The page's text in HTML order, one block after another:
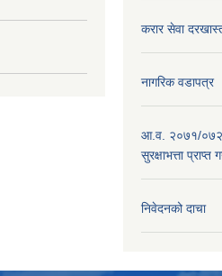
करार सेवा
नागरिक वडापत्र
आ.व. २०७१/०७२
सुरक्षाभत्ता
निवेदनको दाचा